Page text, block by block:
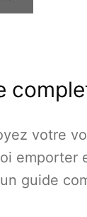
votre
emporter
guide